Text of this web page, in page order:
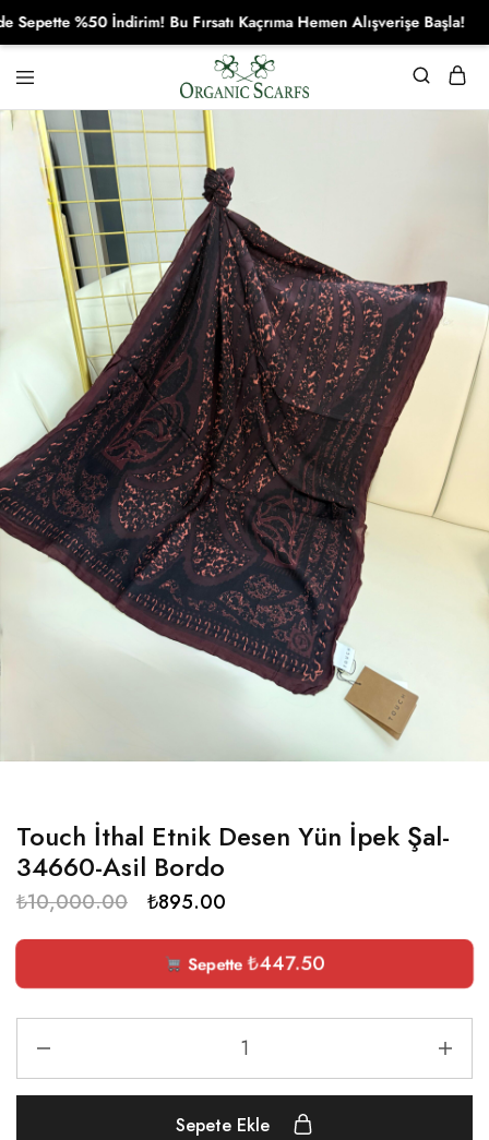
Organikscarf
Touch İthal Etnik Desen Yün İpek Şal-
34660-Asil Bordo
₺10,000.00 ₺895.00
Sepette₺447.50
Sepete Ekle
%50 İndirim! Bu Fırsatı Kaçrıma Hemen Alışverişe Başla!